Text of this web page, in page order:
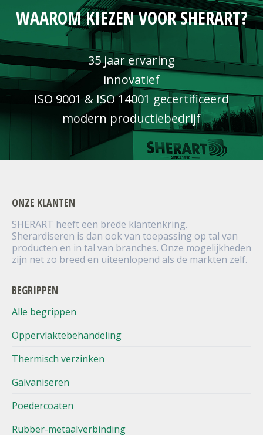
WAAROM KIEZEN VOOR SHERART?
35 jaar ervaring
innovatief
ISO 9001 & ISO 14001 gecertificeerd
modern productiebedrijf
ONZE KLANTEN
SHERART heeft een brede klantenkring.
Sherardiseren is dan ook van toepassing op tal van
producten en in tal van branches. Onze mogelijkheden
zijn net zo breed en uiteenlopend als de markten zelf.
BEGRIPPEN
Alle begrippen
Oppervlaktebehandeling
Thermisch verzinken
Galvaniseren
Poedercoaten
Rubber-metaalverbinding